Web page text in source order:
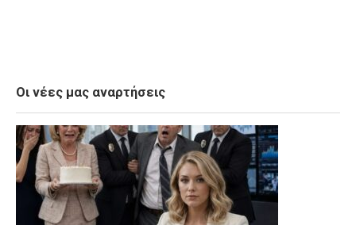
Οι νέες μας αναρτήσεις